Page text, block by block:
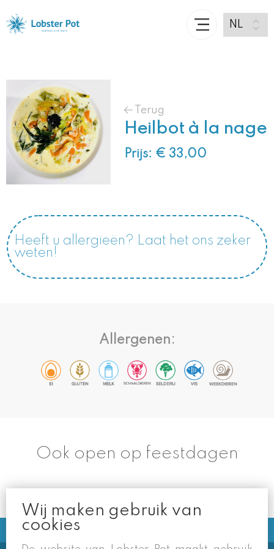
Terug
Heilbot à la nage
Prijs: € 33,00
Heeft u allergieën? Laat het ons zeker
weten!
Allergenen:
Ook open op feestdagen
Wij maken gebruik van
cookies